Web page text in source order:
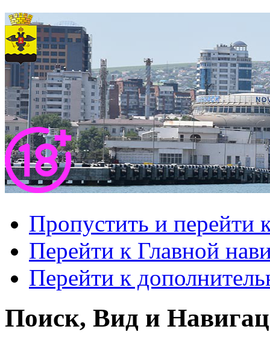
Пропустить и перейти
Перейти к Главной
Перейти к
Поиск, Вид и